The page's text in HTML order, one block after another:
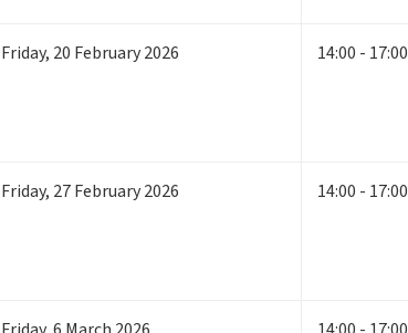
Friday, 20 February 2026 14:00 - 17:00
Friday, 27February 2026 14:00 - 17:00